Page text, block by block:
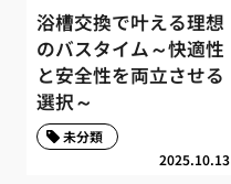
浴槽交換で叶える理想
のバスタイム～快適性
と安全性を両立させる
選択～
2025.10.13
未分類